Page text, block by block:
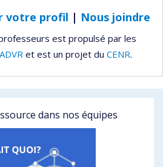
votre profil | Nous joindre
est propulsé par les
et est un projet du CENR.
dans nos équipes